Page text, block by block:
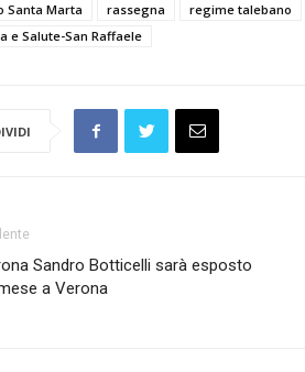
Santa Marta rassegna regime talebano
e Salute-San Raffaele
Sandro Botticelli sarà esposto
a Verona